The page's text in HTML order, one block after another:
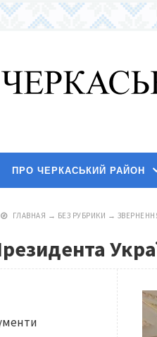
ПРО ЧЕРКАСЬКИЙ РАЙОН
ГЛАВНАЯ → БЕЗ РУБРИКИ →